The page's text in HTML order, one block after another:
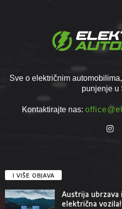
Sve o električnim
punjenje u
Kontaktirajte nas:
I VIŠE OBJAVA
Austrija
električna vozila!